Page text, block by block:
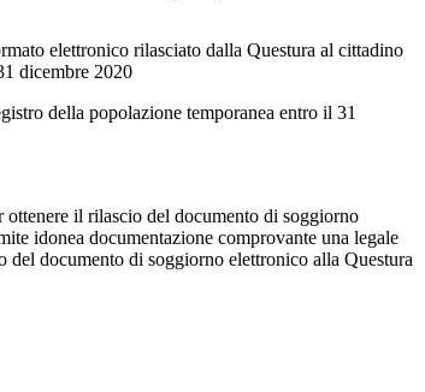
elettronico rilasciato dalla Questura al cittadino
dicembre 2020
della popolazione temporanea entro il 31
ottenere il rilascio del documento di soggiorno
idonea documentazione comprovante una legale
del documento di soggiorno elettronico alla Questura